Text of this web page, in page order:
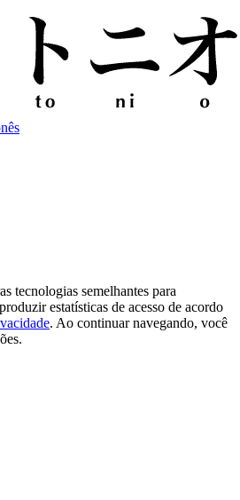
tecnologias semelhantes para
estatísticas de acesso de acordo
. Ao continuar navegando, você